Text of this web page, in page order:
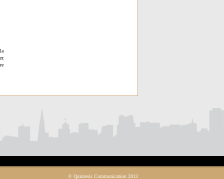
© Quintesis Communication 2013